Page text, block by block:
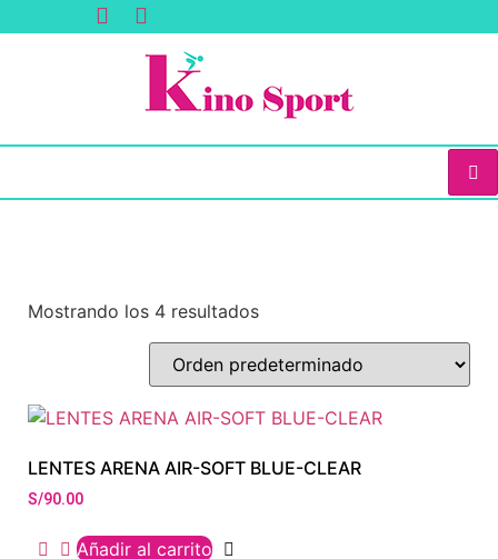
Mostrando los 4 resultados
LENTES ARENA AIR-SOFT BLUE-CLEAR
S/90.00
Añadir al carrito